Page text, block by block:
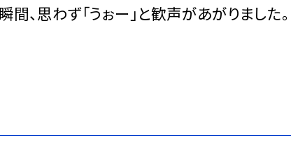
、思わず「うぉー」と歓声があがりました。